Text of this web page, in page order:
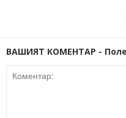
ВАШИЯТ КОМЕНТАР -